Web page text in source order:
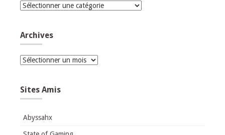
Catégories
Archives
Archives
Sites Amis
Abyssahx